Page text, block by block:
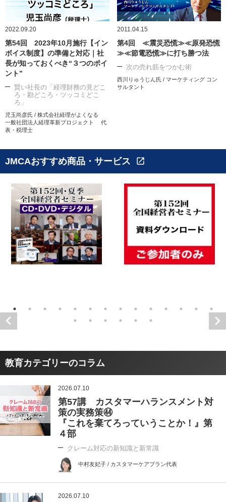
2022.09.20
第54回 2023年10月施行【イン
ボイス制度】の準備と対応｜社
長が知っておくべき“３つのポイ
ント”
賢い社長の「経理財務の見どこ
ろ・勘どころ・ツッコミどこ
ろ」
児玉尚彦氏 / 株式会社経理がよくなる
一般社団法人経理革新プロジェクト 代
表・税理士
2011.04.15
第4回 ≪震災恐慌≫≪原発恐慌
≫≪節電恐慌≫に打ち勝つ法
次の売れ筋をつかむ術
西川りゅうじん氏 / マーケティング コン
サルタント
JMCAおすすめ商品・サービス open_in_new
教育カテゴリーのコラム
2026.07.10
第57講 カスタマーハランスメント対
策の実務策㊹
『これを棄てろっていうことか！』第
４部
クレーム対応の新知識と新常識
中村友妃子 / カスタマーケアプラン代表
2026.07.10